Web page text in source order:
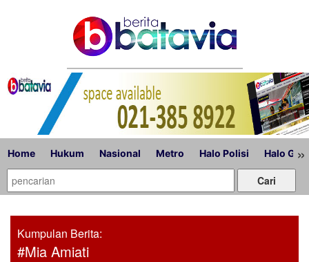
Home Hukum Nasional Metro Halo Polisi Halo »
Kumpulan Berita:
#Mia Amiati